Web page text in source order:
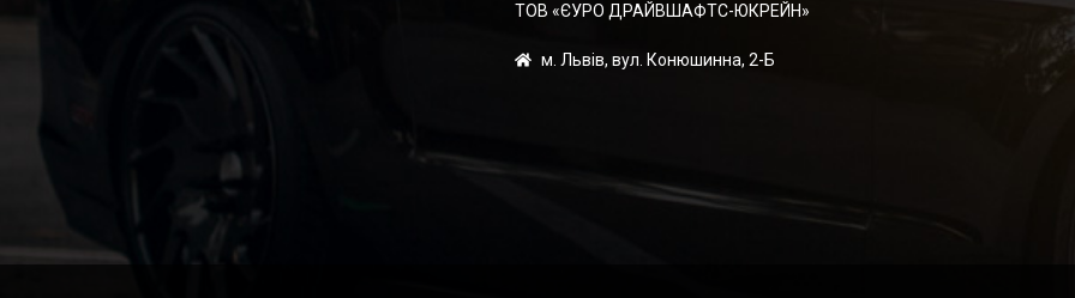
ТОВ «ЄУРО ДРАЙВШАФТC-ЮКРЕЙН»
м. Львів, вул. Конюшинна, 2-Б